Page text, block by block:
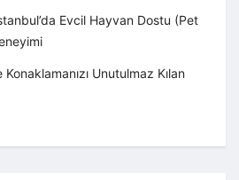
Evcil Hayvan Dostu (Pet
Unutulmaz Kılan